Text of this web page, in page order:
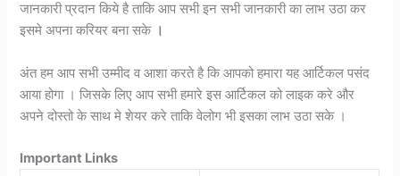
जानकारी प्रदान किये है ताकि आप सभी इन सभी जानकारी का लाभ उठा कर
इसमे अपना करियर बना सके ।
अंत हम आप सभी उम्मीद व आशा करते है कि आपको हमारा यह आर्टिकल पसंद
आया होगा । जिसके लिए आप सभी हमारे इस आर्टिकल को लाइक करे और
अपने दोस्तो के साथ मे शेयर करे ताकि वेलोग भी इसका लाभ उठा सके ।
Important Links